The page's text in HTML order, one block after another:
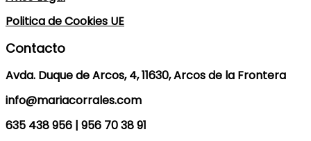
Politica de Cookies UE
Contacto
Avda. Duque de Arcos, 4, 11630, Arcos de la Frontera
info@mariacorrales.com
635 438 956 | 956 70 38 91